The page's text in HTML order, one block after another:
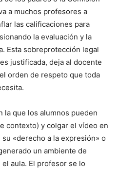
a muchos profesores a
las calificaciones para
la evaluación y la
Esta sobreprotección legal
justificada, deja al docente
orden de respeto que toda
la que los alumnos pueden
contexto) y colgar el vídeo en
«derecho a la expresión» o
un ambiente de
aula. El profesor se lo